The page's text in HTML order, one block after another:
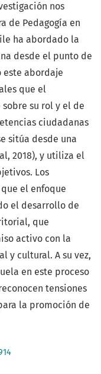
nos
de Pedagogía en
ha abordado la
desde el punto de
abordaje
que el
su rol y el de
ciudadanas
sitúa desde una
2018), y utiliza el
Los
el enfoque
el desarrollo de
que
activo con la
y cultural. A su vez,
en este proceso
tensiones
la promoción de